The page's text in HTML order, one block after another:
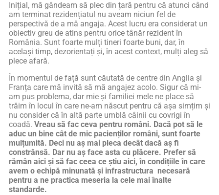
Inițial, mă gândeam să plec din țară pentru că atunci când
am terminat rezidențiatul nu aveam niciun fel de
perspectivă de a mă angaja. Acest lucru era considerat un
obiectiv greu de atins pentru orice tânăr rezident în
România. Sunt foarte mulți tineri foarte buni, dar, în
același timp, dezorientați și, în acest context, mulți aleg să
plece afară.
În momentul de față sunt căutată de centre din Anglia și
Franța care mă invită să mă angajez acolo. Sigur că mi-
am pus problema, dar mie și familiei mele ne place să
trăim în locul în care ne-am născut pentru că așa simțim și
nu consider că în altă parte umblă câinii cu covrigi în
coadă. Vreau să fac ceva pentru români. Dacă pot să le
aduc un bine cât de mic pacienților români, sunt foarte
mulțumită. Deci nu aș mai pleca decât dacă aș fi
constrânsă. Dar nu aș face asta cu plăcere. Prefer să
rămân aici și să fac ceea ce știu aici, în condițiile în care
avem o echipă minunată și infrastructura necesară
pentru a ne practica meseria la cele mai înalte
standarde.